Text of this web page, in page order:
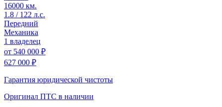
16000 км.
1.8 / 122 л.с.
Передний
Механика
1 владелец
от 540 000 ₽
627 000 ₽
Гарантия юридической чистоты
Оригинал ПТС в наличии